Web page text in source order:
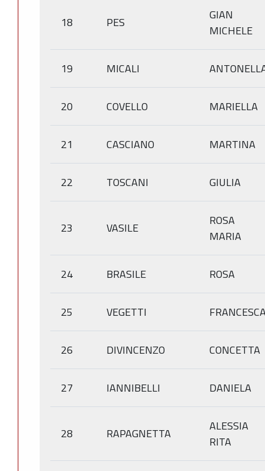
18 PES
GIAN
MICHELE
19 MICALI
20 COVELLO MARIELLA
21 CASCIANO MARTINA
22 TOSCANI GIULIA
23 VASILE
ROSA
MARIA
24 BRASILE ROSA
25 VEGETTI
26 DIVINCENZO CONCETTA
27 IANNIBELLI DANIELA
28 RAPAGNETTA
ALESSIA
RITA